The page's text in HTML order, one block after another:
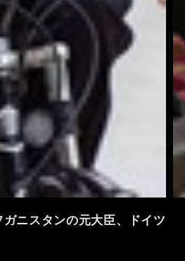
ガニスタンの元大臣、ドイツ